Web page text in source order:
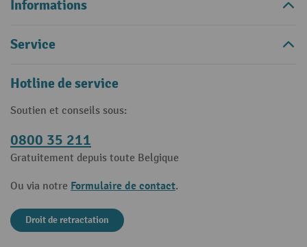
Informations
Service
Hotline de service
Soutien et conseils sous:
0800 35 211
Gratuitement depuis toute Belgique
Ou via notre Formulaire de contact.
Droit de retractation